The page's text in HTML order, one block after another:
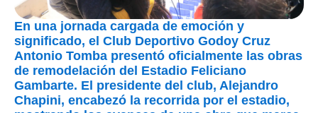
En una jornada cargada de emoción y
significado, el Club Deportivo Godoy Cruz
Antonio Tomba presentó oficialmente las obras
de remodelación del Estadio Feliciano
Gambarte. El presidente del club, Alejandro
Chapini, encabezó la recorrida por el estadio,